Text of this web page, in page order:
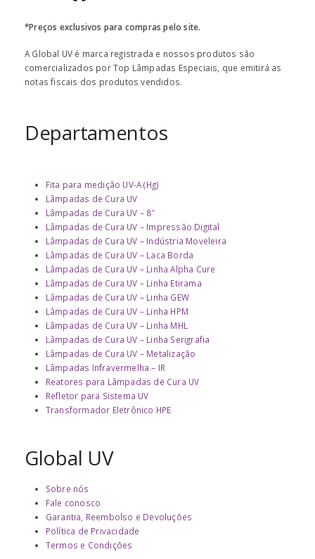
*Preços exclusivos para compras pelo site.
A Global UV é marca registrada e nossos produtos são
comercializados por Top Lâmpadas Especiais, que emitirá as
notas fiscais dos produtos vendidos.
Departamentos
Fita para medição UV-A (Hg)
Lâmpadas de Cura UV
Lâmpadas de Cura UV – 8″
Lâmpadas de Cura UV – Impressão Digital
Lâmpadas de Cura UV – Indústria Moveleira
Lâmpadas de Cura UV – Laca Borda
Lâmpadas de Cura UV – Linha Alpha Cure
Lâmpadas de Cura UV – Linha Etirama
Lâmpadas de Cura UV – Linha GEW
Lâmpadas de Cura UV – Linha HPM
Lâmpadas de Cura UV – Linha MHL
Lâmpadas de Cura UV – Linha Serigrafia
Lâmpadas de Cura UV – Metalização
Lâmpadas Infravermelha – IR
Reatores para Lâmpadas de Cura UV
Refletor para Sistema UV
Transformador Eletrônico HPE
Global UV
Sobre nós
Fale conosco
Garantia, Reembolso e Devoluções
Política de Privacidade
Termos e Condições